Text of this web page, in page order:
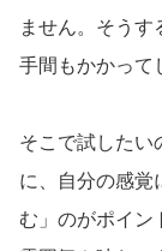
ません。そうす
手間もかかって
そこで試したい
に、自分の感覚
む」のがポイン